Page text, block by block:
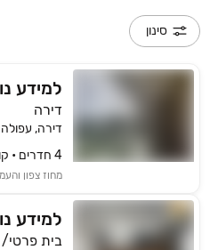
סינון
למידע
דירה
דירה, עפולה
4 חדרים • קומה ‎4‏ • 144 מ״ר
מחוז צפון
למידע
בית פרטי/